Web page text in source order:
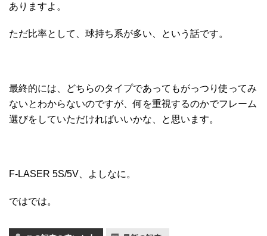
ありますよ。
ただ比率として、球持ち系が多い、という話です。
最終的には、どちらのタイプであってもがっつり使ってみ
ないとわからないのですが、何を重視するのかでフレーム
選びをしていただければいいかな、と思います。
F-LASER 5S/5V、よしなに。
ではでは。